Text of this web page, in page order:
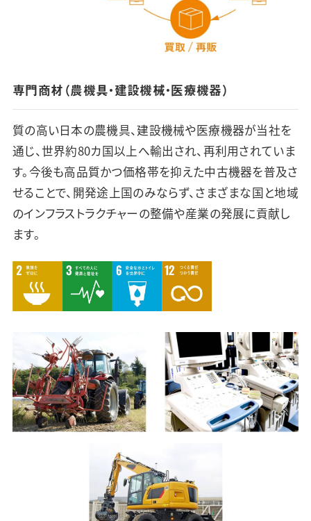
専門商材（農機具・建設機械・医療機器）
質の高い日本の農機具、建設機械や医療機器が当社を
通じ、世界約80カ国以上へ輸出され、再利用されていま
す。今後も高品質かつ価格帯を抑えた中古機器を普及さ
せることで、開発途上国のみならず、さまざまな国と地域
のインフラストラクチャーの整備や産業の発展に貢献し
ます。